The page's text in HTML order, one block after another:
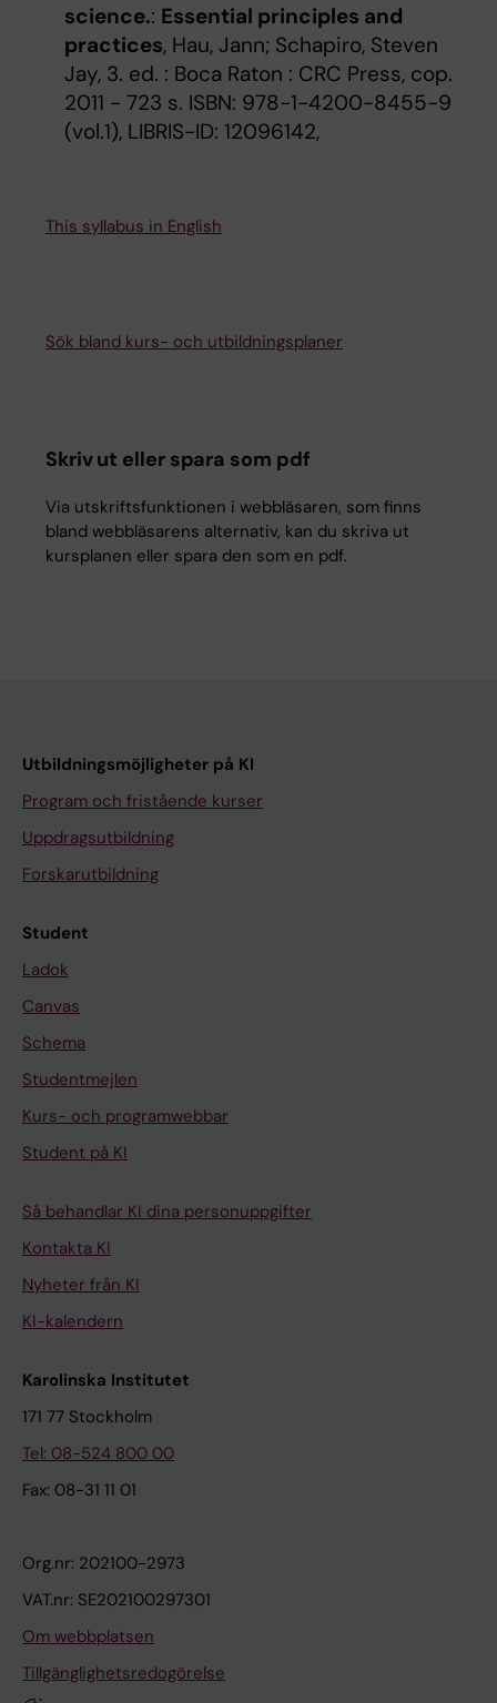
science.: Essential principles and
practices, Hau, Jann; Schapiro, Steven
Jay, 3. ed. : Boca Raton : CRC Press, cop.
2011 - 723 s. ISBN: 978-1-4200-8455-9
(vol.1), LIBRIS-ID: 12096142,
This syllabus in English
Sök bland kurs- och utbildningsplaner
Skriv ut eller spara som pdf
Via utskriftsfunktionen i webbläsaren, som finns
bland webbläsarens alternativ, kan du skriva ut
kursplanen eller spara den som en pdf.
Utbildningsmöjligheter på KI
Program och fristående kurser
Uppdragsutbildning
Forskarutbildning
Student
Ladok
Canvas
Schema
Studentmejlen
Kurs- och programwebbar
Student på KI
Så behandlar KI dina personuppgifter
Kontakta KI
Nyheter från KI
KI-kalendern
Karolinska Institutet
171 77 Stockholm
Tel: 08-524 800 00
Fax: 08-31 11 01
Org.nr: 202100-2973
VAT.nr: SE202100297301
Om webbplatsen
Tillgänglighetsredogörelse